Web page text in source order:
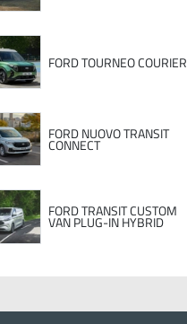
FORD TOURNEO COURIER
FORD NUOVO TRANSIT
CONNECT
FORD TRANSIT CUSTOM
VAN PLUG-IN HYBRID